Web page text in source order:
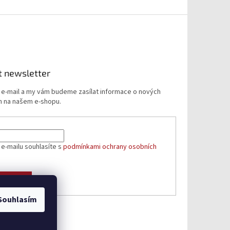
newsletter
mail a my vám budeme zasílat informace o nových
našem e-shopu.
mailu souhlasíte spodmínkami ochrany osobních